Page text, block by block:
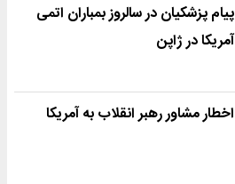
پیام پزشکیان در سالروز بمباران اتمی
آمریکا در ژاپن
اخطار مشاور رهبر انقلاب به آمریکا